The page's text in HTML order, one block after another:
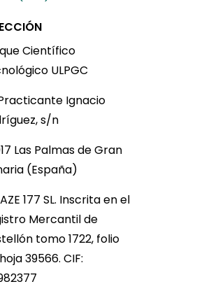
Científico
ULPGC
Ignacio
s/n
Las Palmas de Gran
(España)
177 SL. Inscrita en el
Mercantil de
tomo 1722, folio
39566. CIF: